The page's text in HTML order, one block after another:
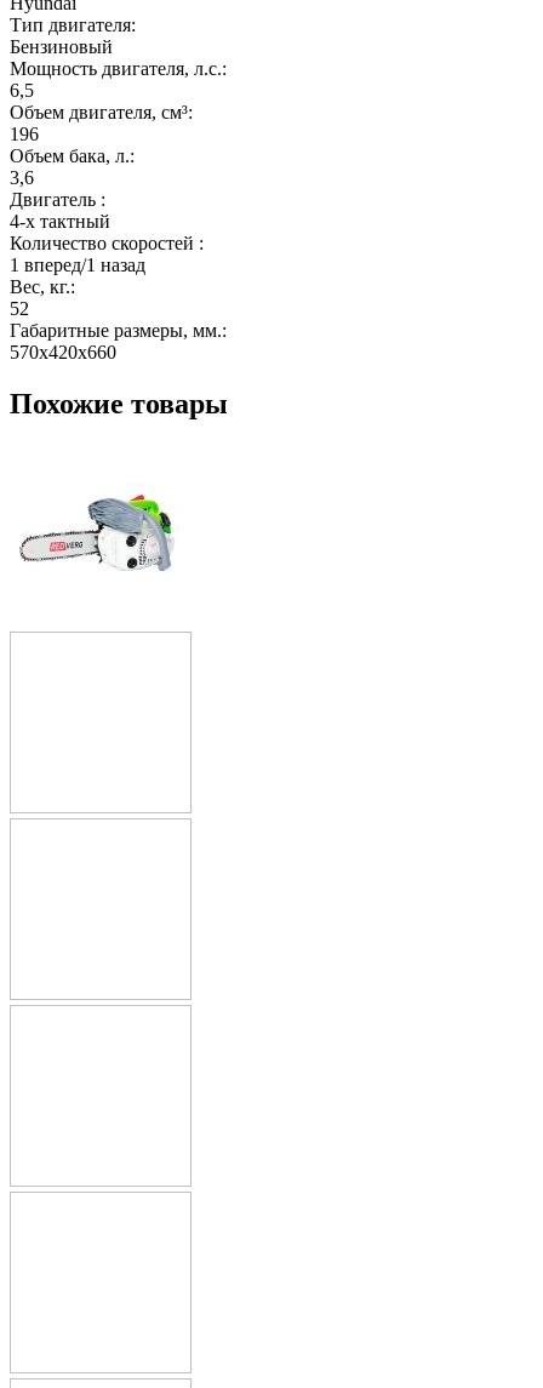
Тип двигателя:
Бензиновый
Мощность двигателя, л.с.:
6,5
Объем двигателя, см³:
196
Объем бака, л.:
3,6
Двигатель :
4-х тактный
Количество скоростей :
1 вперед/1 назад
Вес, кг.:
52
Габаритные размеры, мм.:
570х420х660
Похожие товары